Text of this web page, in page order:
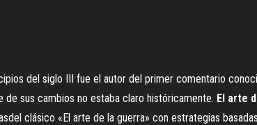
del siglo III fue el autor del primer comentario
sus cambios no estaba claro históricamente. El arte
clásico «El arte de la guerra» con estrategias